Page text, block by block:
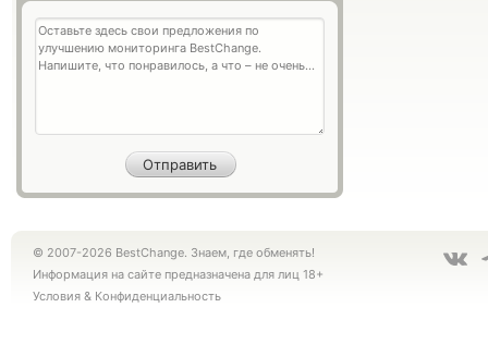
© 2007-2026 BestChange. Знаем, где обменять!
Информация на сайте предназначена для лиц 18+
Условия & Конфиденциальность